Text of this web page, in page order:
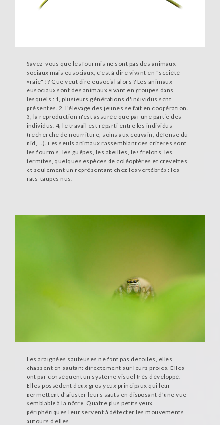
Savez-vous que les fourmis ne sont pas des animaux
sociaux mais eusociaux, c'est à dire vivant en "société
vraie" !? Que veut dire eusocial alors ? Les animaux
eusociaux sont des animaux vivant en groupes dans
lesquels : 1, plusieurs générations d'individus sont
présentes. 2, l'élevage des jeunes se fait en coopération.
3, la reproduction n'est assurée que par une partie des
individus. 4, le travail est réparti entre les individus
(recherche de nourriture, soins aux couvain, défense du
nid,...). Les seuls animaux rassemblant ces critères sont
les fourmis, les guêpes, les abeilles, les frelons, les
termites, quelques espèces de coléoptères et crevettes
et seulement un représentant chez les vertébrés : les
rats-taupes nus.
Les araignées sauteuses ne font pas de toiles, elles
chassent en sautant directement sur leurs proies. Elles
ont par conséquent un système visuel très développé.
Elles possèdent deux gros yeux principaux qui leur
permettent d’ajuster leurs sauts en disposant d’une vue
semblable à la nôtre. Quatre plus petits yeux
périphériques leur servent à détecter les mouvements
autours d’elles.